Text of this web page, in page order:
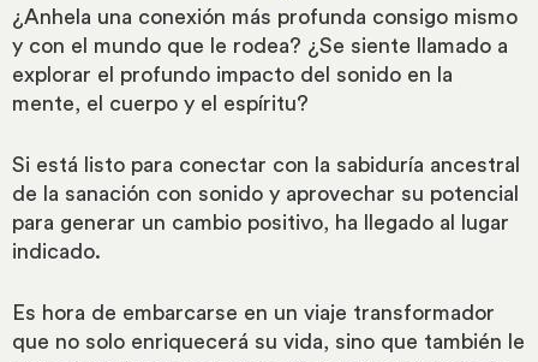
¿Anhela una conexión más profunda consigo mismo
y con el mundo que le rodea? ¿Se siente llamado a
explorar el profundo impacto del sonido en la
mente, el cuerpo y el espíritu?
Si está listo para conectar con la sabiduría ancestral
de la sanación con sonido y aprovechar su potencial
para generar un cambio positivo, ha llegado al lugar
indicado.
Es hora de embarcarse en un viaje transformador
que no solo enriquecerá su vida, sino que también le